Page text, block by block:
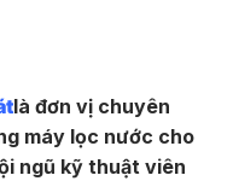
là đơn vị chuyên
máy lọc nước cho
ngũ kỹ thuật viên